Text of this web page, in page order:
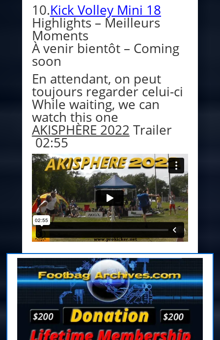
10.Kick Volley Mini 18
Highlights – Meilleurs
Moments
À venir bientôt – Coming
soon
En attendant, on peut
toujours regarder celui-ci
While waiting, we can
watch this one
AKISPHÈRE 2022 Trailer
02:55